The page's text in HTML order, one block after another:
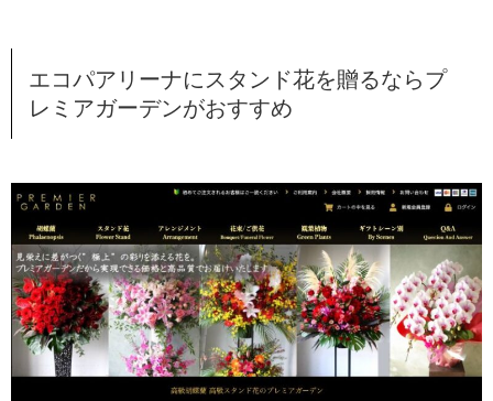
エコパアリーナにスタンド花を贈るならプ
レミアガーデンがおすすめ